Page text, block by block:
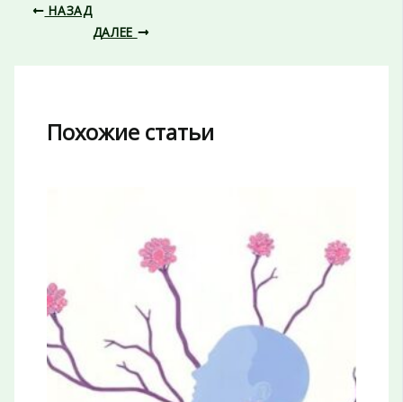
НАЗАД
ДАЛЕЕ
Похожие статьи